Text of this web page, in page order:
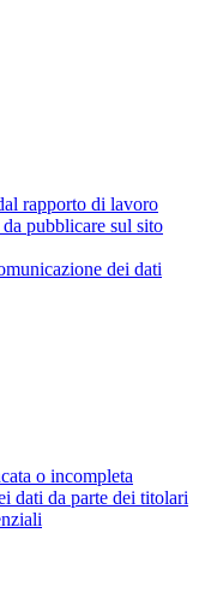
rapporto di lavoro
pubblicare sul sito
dei dati
o incompleta
dati da parte dei titolari